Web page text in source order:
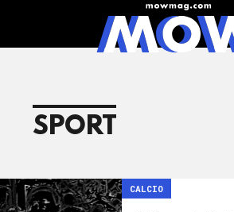
SPORT
CALCIO